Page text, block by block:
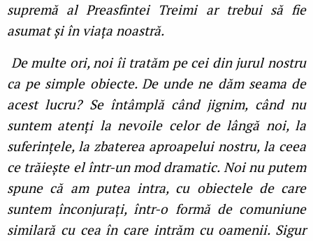
supremă al Preasfintei Treimi ar trebui să fie
asumat și în viața noastră.
De multe ori, noi îi tratăm pe cei din jurul nostru
ca pe simple obiecte. De unde ne dăm seama de
acest lucru? Se întâmplă când jignim, când nu
suntem atenți la nevoile celor de lângă noi, la
suferințele, la zbaterea aproapelui nostru, la ceea
ce trăiește el într-un mod dramatic. Noi nu putem
spune că am putea intra, cu obiectele de care
suntem înconjurați, într-o formă de comuniune
similară cu cea în care intrăm cu oamenii. Sigur